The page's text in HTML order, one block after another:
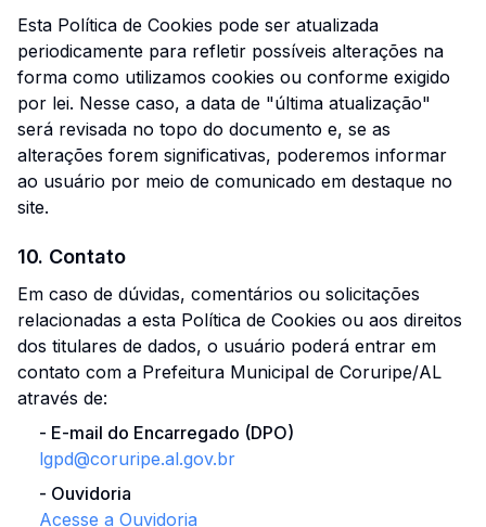
Esta Política de Cookies pode ser atualizada
periodicamente para refletir possíveis alterações na
forma como utilizamos cookies ou conforme exigido
por lei. Nesse caso, a data de "última atualização"
será revisada no topo do documento e, se as
alterações forem significativas, poderemos informar
ao usuário por meio de comunicado em destaque no
site.
10. Contato
Em caso de dúvidas, comentários ou solicitações
relacionadas a esta Política de Cookies ou aos direitos
dos titulares de dados, o usuário poderá entrar em
contato com a Prefeitura Municipal de Coruripe/AL
através de:
- E-mail do Encarregado (DPO)
lgpd@coruripe.al.gov.br
- Ouvidoria
Acesse a Ouvidoria